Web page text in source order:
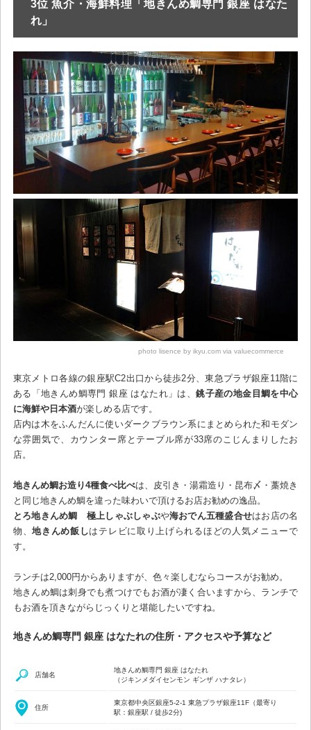
3位 魚介・海鮮料理「地きんめ鯛専門 銀座 はなた
れ」
photo lisence by ikyu.com via valuecommerce
東京メトロ各線の銀座駅C2出口から徒歩2分、東急プラザ銀座11階に
ある「地きんめ鯛専門 銀座 はなたれ」は、銚子産の地金目鯛を中心
に海鮮や日本酒が楽しめる店です。
店内は木をふんだんに使いダークブラウン系にまとめられた和モダン
な雰囲気で、カウンター席とテーブル席が33席のこじんまりしたお
店。
地きんめ鯛お造り4種食べ比べは、皮引き・湯霜造り・昆布〆・藁焼き
と同じ地きんめ鯛を違った味わいで頂けるお店お勧めの逸品。
とろ地きんめ鯛 極上しゃぶしゃぶや海おでん五種盛合せはお店の名
物、地きんめ飯しはテレビに取り上げられるほどの人気メニューで
す。
ランチは2,000円からありますが、色々楽しむならコースがお勧め。
地きんめ鯛は刺身でも煮つけでもお酒が凄く合いますから、ランチで
もお酒を頂きながらじっくりと堪能したいですね。
地きんめ鯛専門 銀座 はなたれの住所・アクセスや予算など
店舗名
地きんめ鯛専門 銀座 はなたれ
（ジキンメダイセンモン ギンザ ハナタレ）
住所
東京都中央区銀座5-2-1 東急プラザ銀座11F（最寄り
駅：銀座駅 / 徒歩2分)